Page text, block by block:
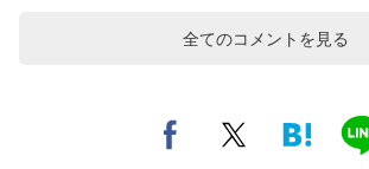
全てのコメントを見る